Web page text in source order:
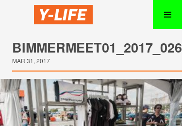
BIMMERMEET01_2017_026
MAR 31, 2017